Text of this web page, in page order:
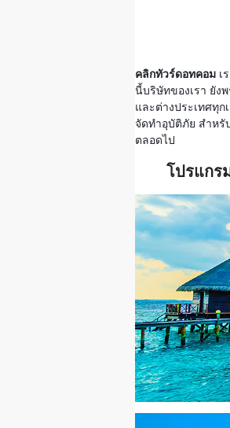
คลิกทัวร์ดอทคอม เ
นี้บริษัทของเรา ยัง
และต่างประเทศทุ
จัดทำอุบัติภัย สำหรั
ตลอดไป
โปรแกร